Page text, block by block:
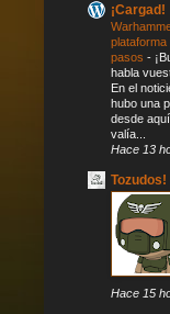
¡Cargad!
pasos -
habla
En el
hubo una
desde
valía...
Hace 13
Tozudos!
Hace 15